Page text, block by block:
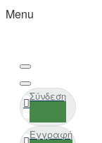
Menu
Σύνδεση
Εγγραφή